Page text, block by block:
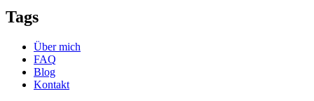
Tags
Über mich
FAQ
Blog
Kontakt